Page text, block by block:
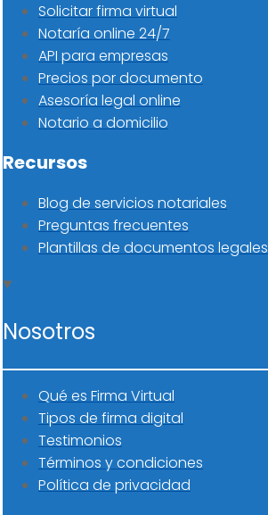
Solicitar firma virtual
Notaría online 24/7
API para empresas
Precios por documento
Asesoría legal online
Notario a domicilio
Recursos
Blog de servicios notariales
Preguntas frecuentes
Plantillas de documentos legales
Nosotros
Qué es Firma Virtual
Tipos de firma digital
Testimonios
Términos y condiciones
Política de privacidad